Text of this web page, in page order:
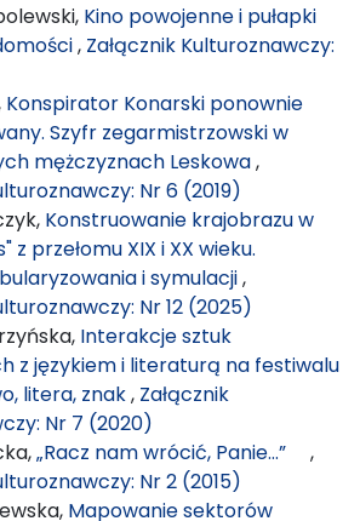
Kino powojenne i pułapki
, Załącznik Kulturoznawczy:
Konspirator Konarski ponownie
Szyfr zegarmistrzowski w
mężczyznach Leskowa,
Nr 6 (2019)
Konstruowanie krajobrazu w
z przełomu XIX i XX wieku.
i symulacji,
Nr 12 (2025)
Interakcje sztuk
z językiem i literaturą na festiwalu
litera, znak, Załącznik
Nr 7 (2020)
„Racz nam wrócić, Panie...” ,
Nr 2 (2015)
Mapowanie sektorów